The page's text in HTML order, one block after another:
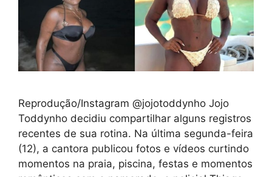
Reprodução/Instagram @jojotoddynho Jojo
Toddynho decidiu compartilhar alguns registros
recentes de sua rotina. Na última segunda-feira
(12), a cantora publicou fotos e vídeos curtindo
momentos na praia, piscina, festas e momentos